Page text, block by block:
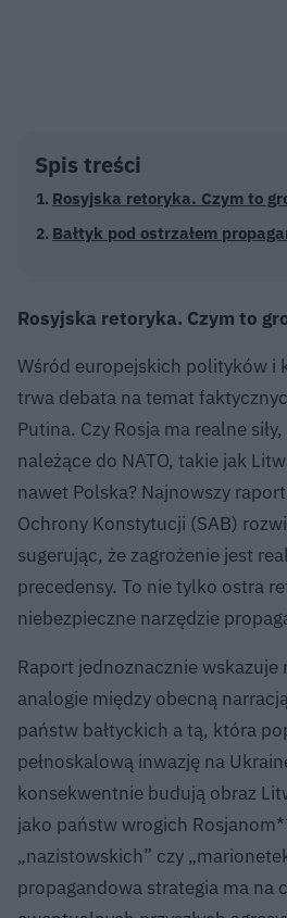
Spis treści
Rosyjska retoryka. Czym to
Bałtyk pod ostrzałem
Rosyjska retoryka. Czym to
Wśród europejskich polityków i
trwa debata na temat
Putina. Czy Rosja ma realne
należące do NATO, takie jak
nawet Polska? Najnowszy
Ochrony Konstytucji (SAB)
sugerując, że zagrożenie jest
precedensy. To nie tylko ostra
niebezpieczne narzędzie
Raport jednoznacznie wskazuje
analogie między obecną
państw bałtyckich a tą, która
pełnoskalową inwazję na
konsekwentnie budują obraz
jako państw wrogich
„nazistowskich” czy
propagandowa strategia ma na